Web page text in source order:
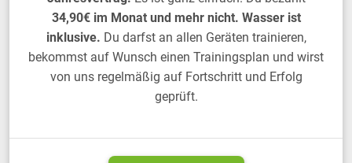
34,90€ im Monat und mehr nicht. Wasser ist
inklusive. Du darfst an allen Geräten trainieren,
bekommst auf Wunsch einen Trainingsplan und wirst
von uns regelmäßig auf Fortschritt und Erfolg
geprüft.